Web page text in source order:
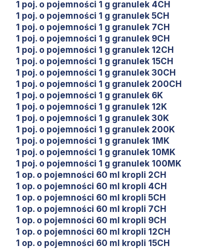
1 poj. o pojemności 1 g granulek 4CH
1 poj. o pojemności 1 g granulek 5CH
1 poj. o pojemności 1 g granulek 7CH
1 poj. o pojemności 1 g granulek 9CH
1 poj. o pojemności 1 g granulek 12CH
1 poj. o pojemności 1 g granulek 15CH
1 poj. o pojemności 1 g granulek 30CH
1 poj. o pojemności 1 g granulek 200CH
1 poj. o pojemności 1 g granulek 6K
1 poj. o pojemności 1 g granulek 12K
1 poj. o pojemności 1 g granulek 30K
1 poj. o pojemności 1 g granulek 200K
1 poj. o pojemności 1 g granulek 1MK
1 poj. o pojemności 1 g granulek 10MK
1 poj. o pojemności 1 g granulek 100MK
1 op. o pojemności 60 ml kropli 2CH
1 op. o pojemności 60 ml kropli 4CH
1 op. o pojemności 60 ml kropli 5CH
1 op. o pojemności 60 ml kropli 7CH
1 op. o pojemności 60 ml kropli 9CH
1 op. o pojemności 60 ml kropli 12CH
1 op. o pojemności 60 ml kropli 15CH